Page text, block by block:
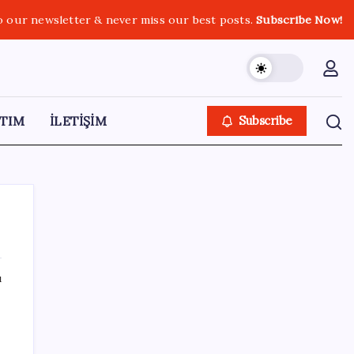
our newsletter & never miss our best posts.Subscribe Now!
İLETİŞİM Subscribe